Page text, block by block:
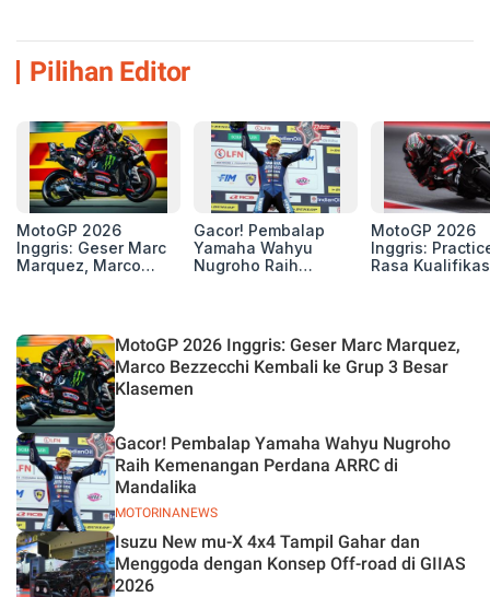
Pilihan Editor
MotoGP 2026
Inggris: Geser Marc
Marquez, Marco
Gacor! Pembalap
Yamaha Wahyu
Nugroho Raih
MotoGP 2026
Inggris:
Rasa
Silverstone!
MotoGP 2026 Inggris: Geser Marc Marquez,
Marco Bezzecchi Kembali ke Grup 3 Besar
Klasemen
MOTORINANEWS
Gacor! Pembalap Yamaha Wahyu Nugroho
Raih Kemenangan Perdana ARRC di
Mandalika
Isuzu New mu-X 4x4 Tampil Gahar dan
Menggoda dengan Konsep Off-road di GIIAS
2026